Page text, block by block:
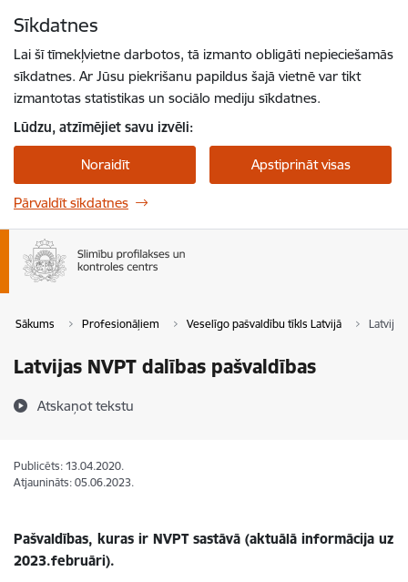
Sīkdatnes
Lai šī tīmekļvietne darbotos, tā izmanto obligāti nepieciešamās
sīkdatnes. Ar Jūsu piekrišanu papildus šajā vietnē var tikt
izmantotas statistikas un sociālo mediju sīkdatnes.
Lūdzu, atzīmējiet savu izvēli:
Noraidīt Apstiprināt visas
Pārvaldīt sīkdatnes
Sākums Profesionāļiem Veselīgo pašvaldību tīkls Latvijā Latvijas
Latvijas NVPT dalības pašvaldības
Atskaņot tekstu
Publicēts: 13.04.2020.
Atjaunināts: 05.06.2023.
Pašvaldības, kuras ir NVPT sastāvā (aktuālā informācija uz
2023.februāri).